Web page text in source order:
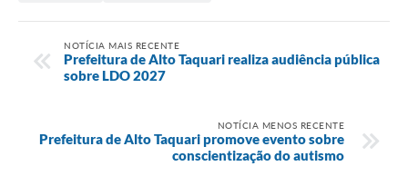
NOTÍCIA MAIS RECENTE
Prefeitura de Alto Taquari realiza audiência pública
sobre LDO 2027
NOTÍCIA MENOS RECENTE
Prefeitura de Alto Taquari promove evento sobre
conscientização do autismo